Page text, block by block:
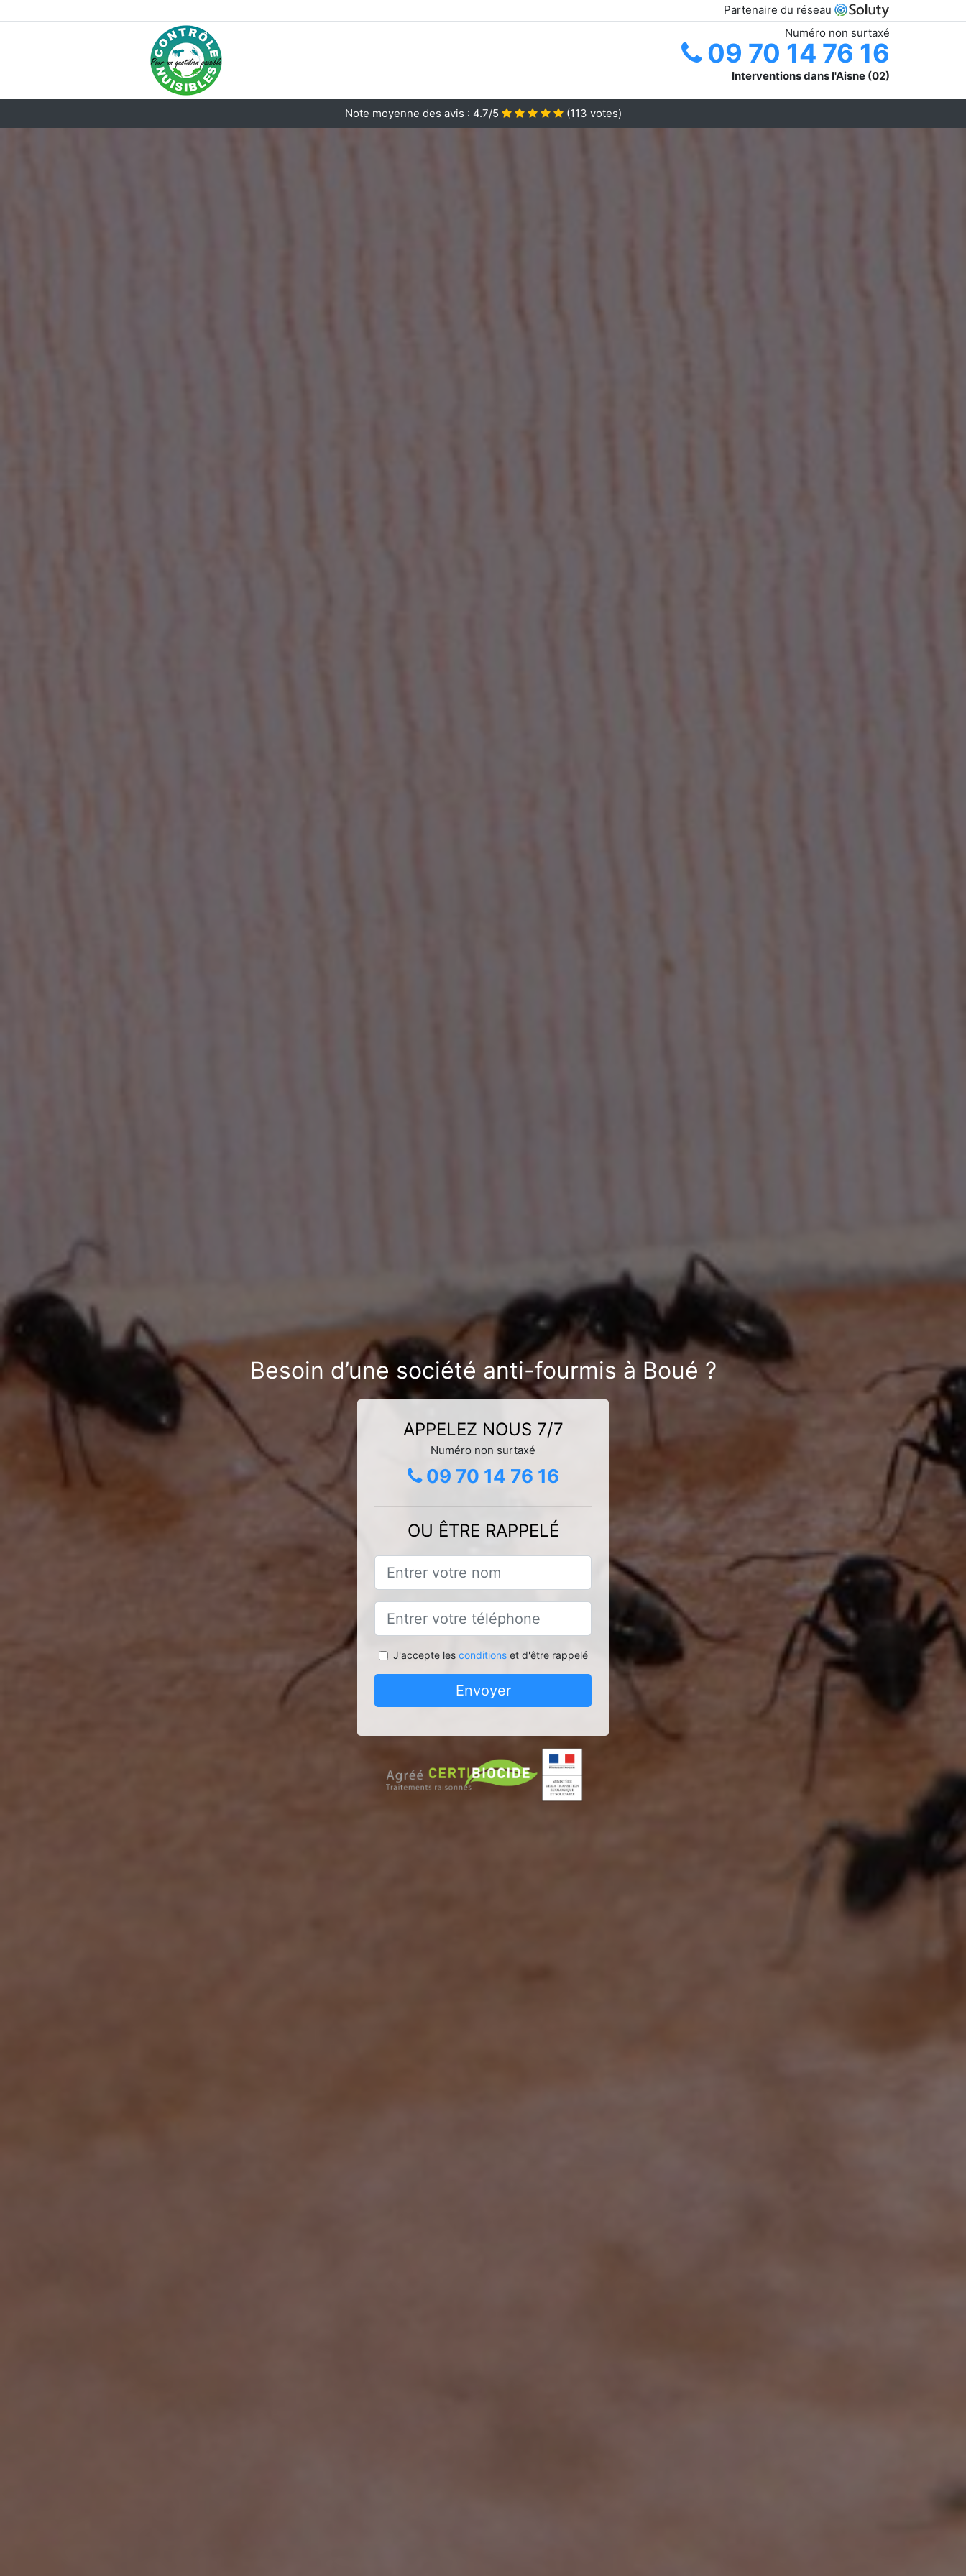
Partenaire du réseau
Numéro non surtaxé
09 70 14 76 16
Interventions dans l'Aisne (02)
Note moyenne des avis : 4.7/5 (113 votes)
Besoin d’une société anti-fourmis à Boué ?
APPELEZ NOUS 7/7
Numéro non surtaxé
09 70 14 76 16
OU ÊTRE RAPPELÉ
J'accepte les conditionset d'être rappelé
Envoyer